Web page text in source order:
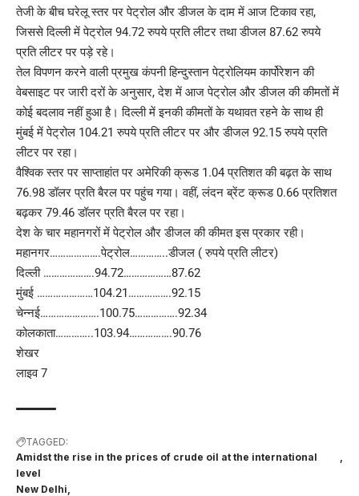
तेजी के बीच घरेलू स्तर पर पेट्रोल और डीजल के दाम में आज टिकाव रहा,
जिससे दिल्ली में पेट्रोल 94.72 रुपये प्रति लीटर तथा डीजल 87.62 रुपये
प्रति लीटर पर पड़े रहे।
तेल विपणन करने वाली प्रमुख कंपनी हिन्दुस्तान पेट्रोलियम कार्पोरेशन की
वेबसाइट पर जारी दरों के अनुसार, देश में आज पेट्रोल और डीजल की कीमतों में
कोई बदलाव नहीं हुआ है। दिल्ली में इनकी कीमतों के यथावत रहने के साथ ही
मुंबई में पेट्रोल 104.21 रुपये प्रति लीटर पर और डीजल 92.15 रुपये प्रति
लीटर पर रहा।
वैश्विक स्तर पर साप्ताहांत पर अमेरिकी क्रूड 1.04 प्रतिशत की बढ़त के साथ
76.98 डॉलर प्रति बैरल पर पहुंच गया। वहीं, लंदन ब्रेंट क्रूड 0.66 प्रतिशत
बढ़कर 79.46 डॉलर प्रति बैरल पर रहा।
देश के चार महानगरों में पेट्रोल और डीजल की कीमत इस प्रकार रही।
महानगर……………….पेट्रोल…………..डीजल ( रुपये प्रति लीटर)
दिल्ली ……………….94.72………………87.62
मुंबई …………………104.21…………….92.15
चेन्नई………………….100.75…………….92.34
कोलकाता…………..103.94…………….90.76
शेखर
लाइव 7
TAGGED:
Amidst the rise in the prices of crude oil at the international
level
New Delhi